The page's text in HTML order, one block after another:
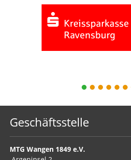
1 2 3 4 5 6
Geschäftsstelle
MTG Wangen 1849 e.V.